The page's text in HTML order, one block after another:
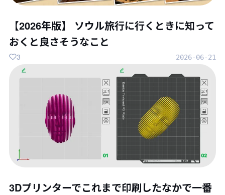
【2026年版】 ソウル旅行に行くときに知って
おくと良さそうなこと
2026-06-21
3
3Dプリンターでこれまで印刷したなかで一番